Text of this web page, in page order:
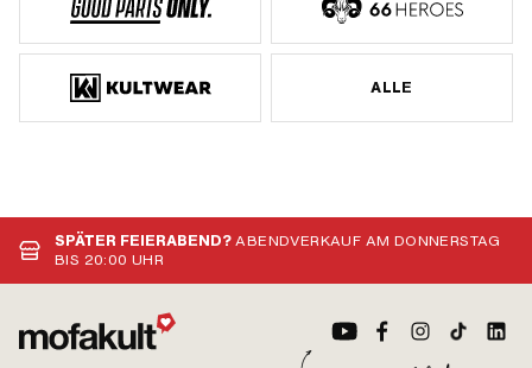
ALLE
SPÄTER FEIERABEND?ABENDVERKAUF AM DONNERSTAG
BIS 20:00 UHR